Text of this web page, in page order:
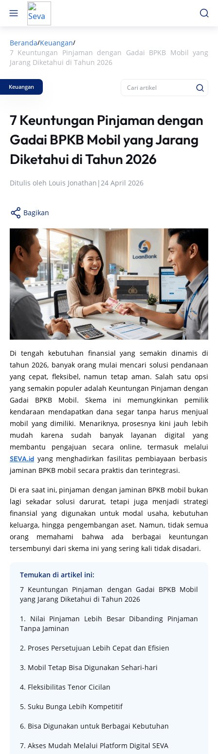
Beranda/Keuangan/
7 Keuntungan Pinjaman dengan Gadai BPKB Mobil yang
Jarang Diketahui di Tahun 2026
Keuangan
7 Keuntungan Pinjaman dengan
Gadai BPKB Mobil yang Jarang
Diketahui di Tahun 2026
Ditulis oleh Louis Jonathan |24 April 2026
Bagikan
Di tengah kebutuhan finansial yang semakin dinamis di
tahun 2026, banyak orang mulai mencari solusi pendanaan
yang cepat, fleksibel, namun tetap aman. Salah satu opsi
yang semakin populer adalah Keuntungan Pinjaman dengan
Gadai BPKB Mobil. Skema ini memungkinkan pemilik
kendaraan mendapatkan dana segar tanpa harus menjual
mobil yang dimiliki. Menariknya, prosesnya kini jauh lebih
mudah karena sudah banyak layanan digital yang
membantu pengajuan secara online, termasuk melalui
SEVA.id yang menghadirkan fasilitas pembiayaan berbasis
jaminan BPKB mobil secara praktis dan terintegrasi.
Di era saat ini, pinjaman dengan jaminan BPKB mobil bukan
lagi sekadar solusi darurat, tetapi juga menjadi strategi
finansial yang digunakan untuk modal usaha, kebutuhan
keluarga, hingga pengembangan aset. Namun, tidak semua
orang memahami bahwa ada berbagai keuntungan
tersembunyi dari skema ini yang sering kali tidak disadari.
Temukan di artikel ini:
7 Keuntungan Pinjaman dengan Gadai BPKB Mobil
yang Jarang Diketahui di Tahun 2026
1. Nilai Pinjaman Lebih Besar Dibanding Pinjaman
Tanpa Jaminan
2. Proses Persetujuan Lebih Cepat dan Efisien
3. Mobil Tetap Bisa Digunakan Sehari-hari
4. Fleksibilitas Tenor Cicilan
5. Suku Bunga Lebih Kompetitif
6. Bisa Digunakan untuk Berbagai Kebutuhan
7. Akses Mudah Melalui Platform Digital SEVA